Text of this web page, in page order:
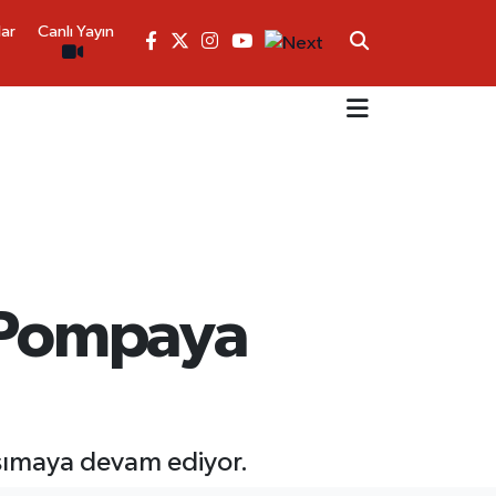
Canlı Yayın
devam ediyor.